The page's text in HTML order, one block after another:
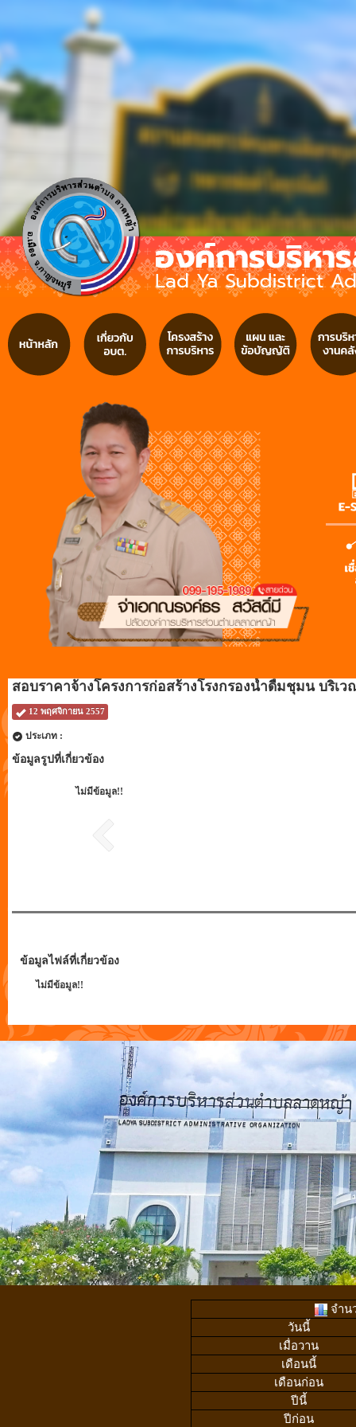
สอบราคาจ้างโครงการก่อสร้างโรงกรองน้ำดื่มชุมน บริเ
12 พฤศจิกายน 2557
ประเภท :
ข้อมูลรูปที่เกี่ยวข้อง
ไม่มีข้อมูล!!
ข้อมูลไฟล์ที่เกี่ยวข้อง
ไม่มีข้อมูล!!
จำน
วันนี้
เมื่อวาน
เดือนนี้
เดือนก่อน
ปีนี้
ปีก่อน